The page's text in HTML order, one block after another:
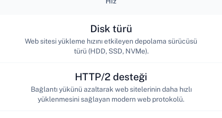
Disk türü
Web sitesi yükleme hızını etkileyen depolama sürücüsü
türü (HDD, SSD, NVMe).
HTTP/2 desteği
Bağlantı yükünü azaltarak web sitelerinin daha hızlı
yüklenmesini sağlayan modern web protokolü.